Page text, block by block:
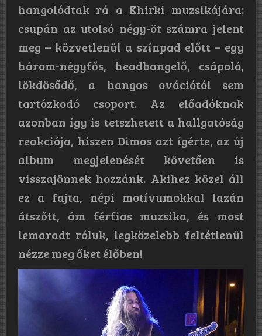
hangolódtak rá a Khirki muzsikájára:
csupán az utolsó négy-öt számra jelent
meg – közvetlenül a színpad előtt – egy
három-négyfős, headbangelő, csápoló,
lökdösődő, a hangos ovációtól sem
tartózkodó csoport. Az előadóknak
azonban így is tetszhetett a hallgatóság
reakciója, hiszen Dimos azt ígérte, az új
album megjelenését követően is
visszajönnek hozzánk. Akihez közel áll
ez a fajta, népi motívumokkal lazán
átszőtt, ám férfias muzsika, és most
lemaradt róluk, legközelebb feltétlenül
nézze meg őket élőben!